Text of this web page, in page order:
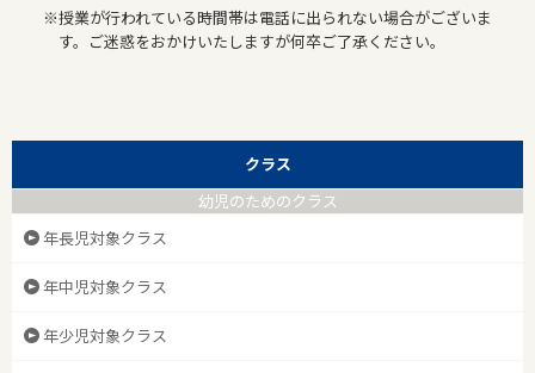
※授業が行われている時間帯は電話に出られない場合がございま
す。ご迷惑をおかけいたしますが何卒ご了承ください。
クラス
幼児のためのクラス
年長児対象クラス
年中児対象クラス
年少児対象クラス